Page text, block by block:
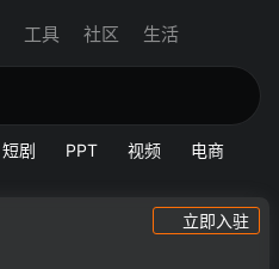
工具 社区 生活
短剧 PPT 视频 电商
立即入驻